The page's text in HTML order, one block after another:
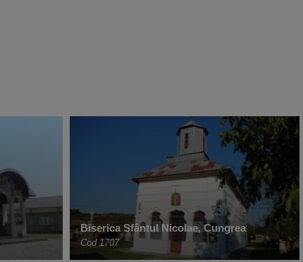
Biserica Sfântul Nicolae, Cungrea
Cod 1707